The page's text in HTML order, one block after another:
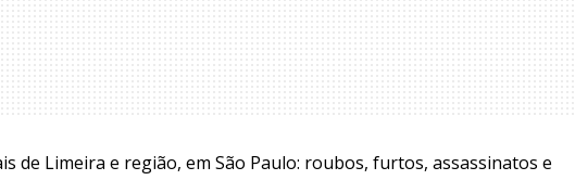
de Limeira e região, em São Paulo: roubos, furtos, assassinatos e